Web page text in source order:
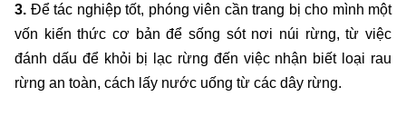
3. Để tác nghiệp tốt, phóng viên cần trang bị cho mình một
vốn kiến thức cơ bản để sống sót nơi núi rừng, từ việc
đánh dấu để khỏi bị lạc rừng đến việc nhận biết loại rau
rừng an toàn, cách lấy nước uống từ các dây rừng.